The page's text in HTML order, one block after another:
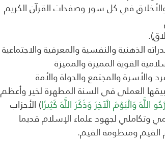
في كل سور وصفحات القرآن الكريم
الذهنية والنفسية والمعرفية والاجتماعية
القوية المميزة والمميزة
العملي في السنة المطهرة لخير وأعظم
وَالْيَوْمَ الْآخِرَ وَذَكَرَ اللَّهَ كَثِيرًا) الأحزاب
وتكاملي لجهود علماء الإسلام قديما
القيم ومنظومة القيم.